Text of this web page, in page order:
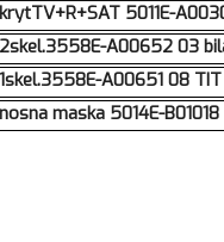
5011E-
A00652 03
A00651 08 TIT
maska 5014E-